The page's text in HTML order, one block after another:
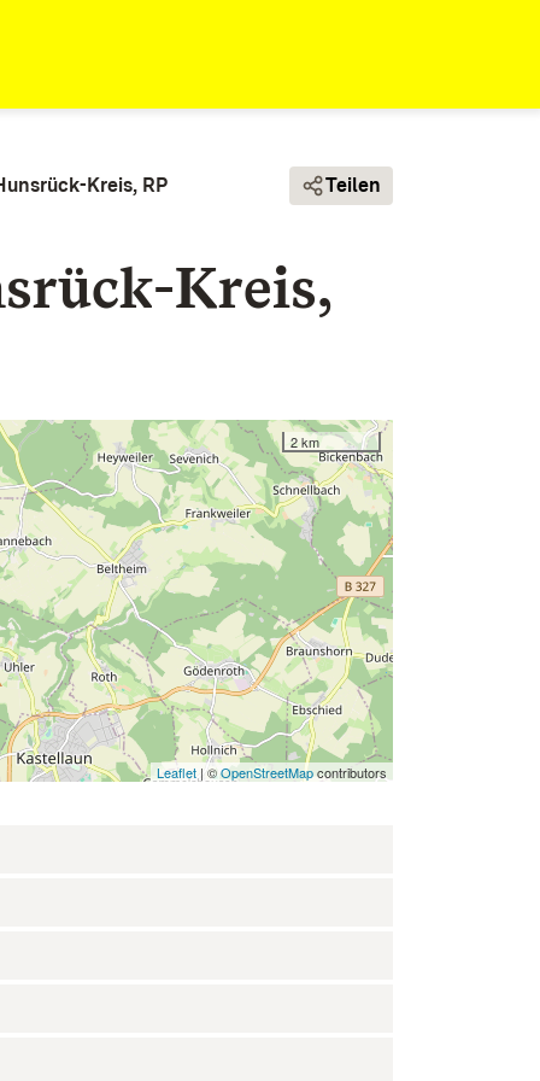
Kreis, RP Teilen
Kreis,
2 km
Leaflet | ©OpenStreetMapcontributors